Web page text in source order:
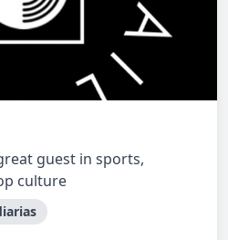
guest in sports,
culture